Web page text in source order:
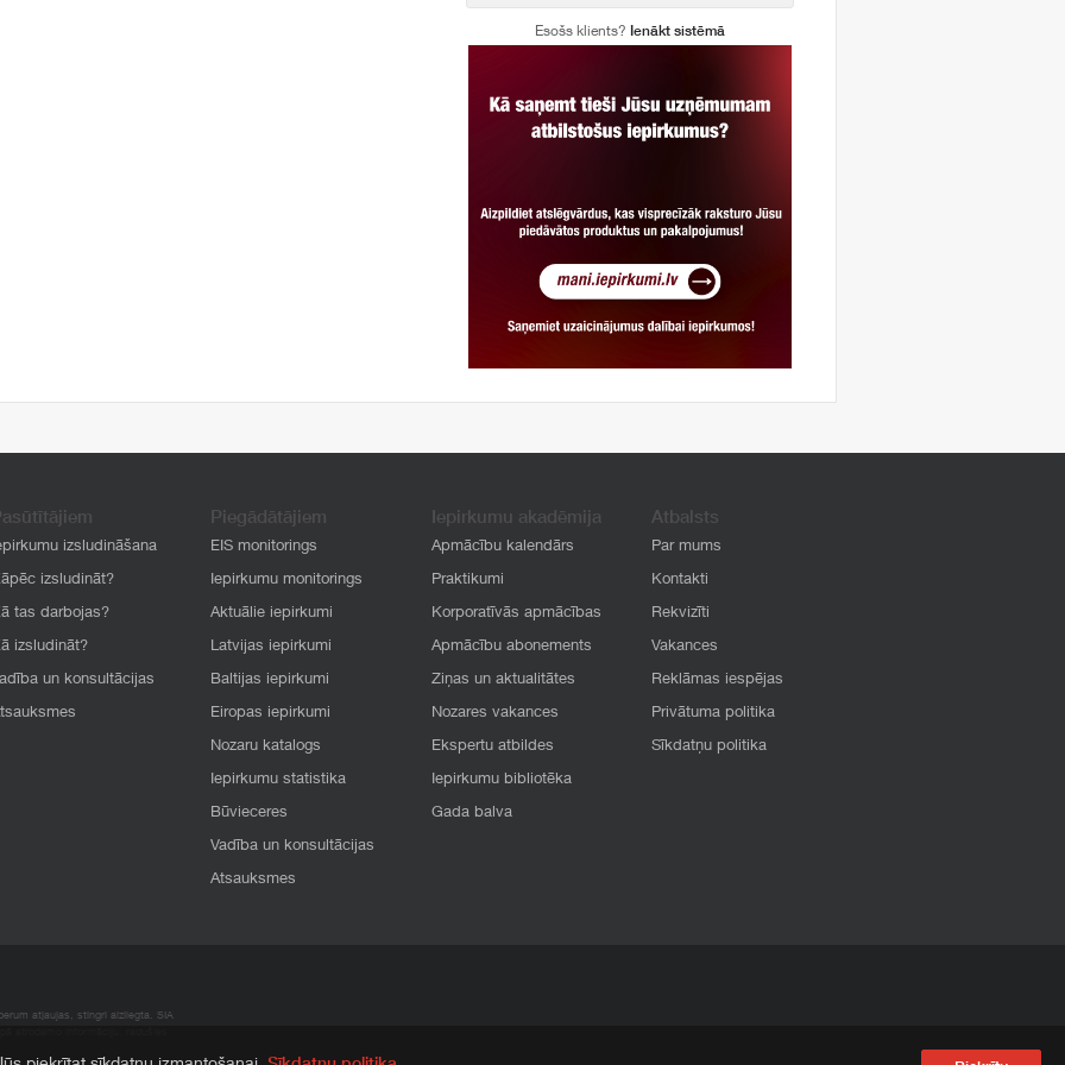
Esošs klients? Ienākt sistēmā
izsludināšana
izsludināt?
tas darbojas?
izsludināt?
un konsultācijas
Piegādātājiem
EIS monitorings
Iepirkumu monitorings
Aktuālie iepirkumi
Latvijas iepirkumi
Baltijas iepirkumi
Eiropas iepirkumi
Nozaru katalogs
Iepirkumu statistika
Būvieceres
Vadība un konsultācijas
Atsauksmes
Iepirkumu akadēmija
Apmācību kalendārs
Praktikumi
Korporatīvās apmācības
Apmācību abonements
Ziņas un aktualitātes
Nozares vakances
Ekspertu atbildes
Iepirkumu bibliotēka
Gada balva
Atbalsts
Par mums
Kontakti
Rekvizīti
Vakances
Reklāmas iespējas
Privātuma politika
Sīkdatņu politika
atļaujas, stingri aizliegta. SIA